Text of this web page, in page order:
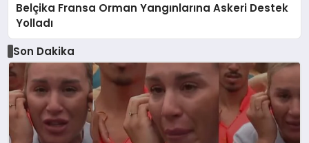
Belçika Fransa Orman Yangınlarına Askeri Destek
Yolladı
Son Dakika